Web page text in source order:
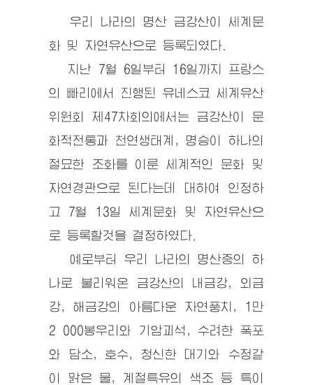
우리 나라의 명산 금강산이 세계문
화 및 자연유산으로 등록되였다.
지난 7월 6일부터 16일까지 프랑스
의 빠리에서 진행된 유네스코 세계유산
위원회 제47차회의에서는 금강산이 문
화적전통과 천연생태계, 명승이 하나의
절묘한 조화를 이룬 세계적인 문화 및
자연경관으로 된다는데 대하여 인정하
고 7월 13일 세계문화 및 자연유산으
로 등록할것을 결정하였다.
예로부터 우리 나라의 명산중의 하
나로 불리워온 금강산의 내금강, 외금
강, 해금강의 아름다운 자연풍치, 1만
2 000봉우리와 기암괴석, 수려한 폭포
와 담소, 호수, 청신한 대기와 수정같
이 맑은 물, 계절특유의 색조 등 특이